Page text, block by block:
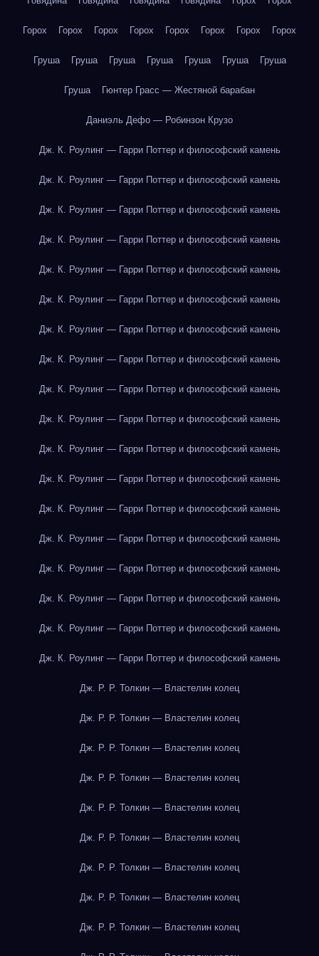
Горох Горох Горох Горох Горох Горох Горох Горох
Груша Груша Груша Груша Груша Груша Груша
Груша Гюнтер Грасс — Жестяной барабан
Даниэль Дефо — Робинзон Крузо
Дж. К. Роулинг — Гарри Поттер и философский камень
Дж. К. Роулинг — Гарри Поттер и философский камень
Дж. К. Роулинг — Гарри Поттер и философский камень
Дж. К. Роулинг — Гарри Поттер и философский камень
Дж. К. Роулинг — Гарри Поттер и философский камень
Дж. К. Роулинг — Гарри Поттер и философский камень
Дж. К. Роулинг — Гарри Поттер и философский камень
Дж. К. Роулинг — Гарри Поттер и философский камень
Дж. К. Роулинг — Гарри Поттер и философский камень
Дж. К. Роулинг — Гарри Поттер и философский камень
Дж. К. Роулинг — Гарри Поттер и философский камень
Дж. К. Роулинг — Гарри Поттер и философский камень
Дж. К. Роулинг — Гарри Поттер и философский камень
Дж. К. Роулинг — Гарри Поттер и философский камень
Дж. К. Роулинг — Гарри Поттер и философский камень
Дж. К. Роулинг — Гарри Поттер и философский камень
Дж. К. Роулинг — Гарри Поттер и философский камень
Дж. К. Роулинг — Гарри Поттер и философский камень
Дж. Р. Р. Толкин — Властелин колец
Дж. Р. Р. Толкин — Властелин колец
Дж. Р. Р. Толкин — Властелин колец
Дж. Р. Р. Толкин — Властелин колец
Дж. Р. Р. Толкин — Властелин колец
Дж. Р. Р. Толкин — Властелин колец
Дж. Р. Р. Толкин — Властелин колец
Дж. Р. Р. Толкин — Властелин колец
Дж. Р. Р. Толкин — Властелин колец